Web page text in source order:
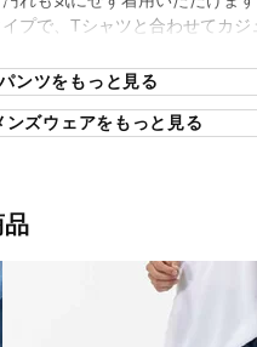
プで、Tシャツと合わせてカ
のジャケットと合わせてセッ
ンツをもっと見る
ンズウェアをもっと見る
品